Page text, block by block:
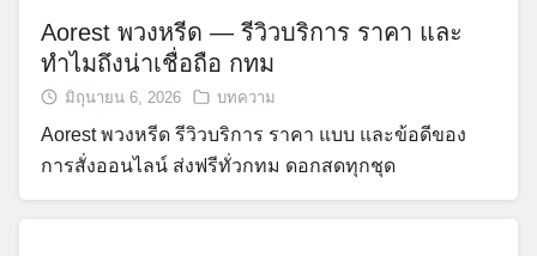
Aorest พวงหรีด — รีวิวบริการ ราคา และ
ทำไมถึงน่าเชื่อถือ กทม
มิถุนายน 6, 2026 บทความ
Aorest พวงหรีด รีวิวบริการ ราคา แบบ และข้อดีของ
การสั่งออนไลน์ ส่งฟรีทั่วกทม ดอกสดทุกชุด